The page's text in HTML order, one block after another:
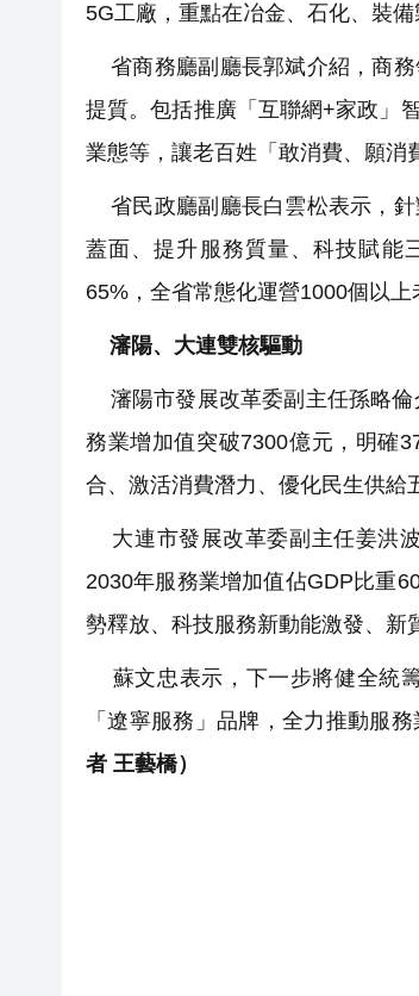
5G工廠，重點在冶金、石化、裝
省商務廳副廳長郭斌介紹，商務
提質。包括推廣「互聯網+家政」
業態等，讓老百姓「敢消費、願消
省民政廳副廳長白雲松表示，針
蓋面、提升服務質量、科技賦能
65%，全省常態化運營1000個以
瀋陽、大連雙核驅動
瀋陽市發展改革委副主任孫略倫
務業增加值突破7300億元，明確
合、激活消費潛力、優化民生供給
大連市發展改革委副主任姜洪
2030年服務業增加值佔GDP比重
勢釋放、科技服務新動能激發、新
蘇文忠表示，下一步將健全統
「遼寧服務」品牌，全力推動服
者 王藝橋）